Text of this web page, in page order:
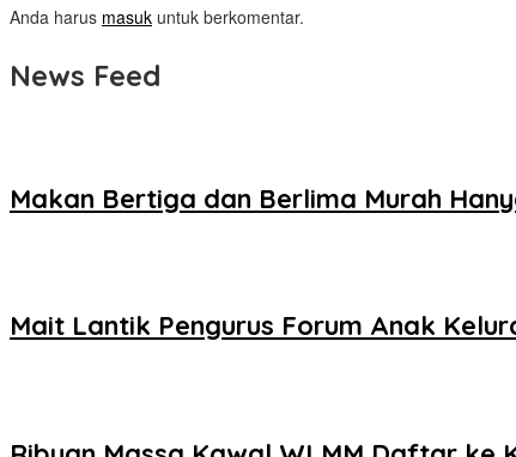
Anda harus masuk untuk berkomentar.
News Feed
Makan Bertiga dan Berlima Murah
Mait Lantik Pengurus Forum Anak